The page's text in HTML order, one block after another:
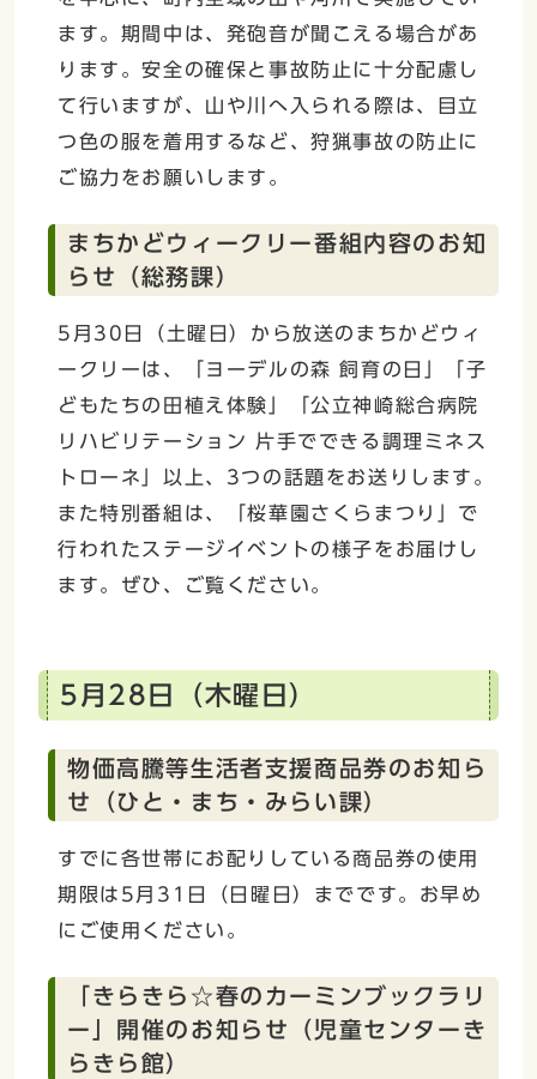
ます。期間中は、発砲音が聞こえる場合があ
ります。安全の確保と事故防止に十分配慮し
て行いますが、山や川へ入られる際は、目立
つ色の服を着用するなど、狩猟事故の防止に
ご協力をお願いします。
まちかどウィークリー番組内容のお知
らせ（総務課）
5月30日（土曜日）から放送のまちかどウィ
ークリーは、「ヨーデルの森 飼育の日」「子
どもたちの田植え体験」「公立神崎総合病院
リハビリテーション 片手でできる調理ミネス
トローネ」以上、3つの話題をお送りします。
また特別番組は、「桜華園さくらまつり」で
行われたステージイベントの様子をお届けし
ます。ぜひ、ご覧ください。
5月28日（木曜日）
物価高騰等生活者支援商品券のお知ら
せ（ひと・まち・みらい課）
すでに各世帯にお配りしている商品券の使用
期限は5月31日（日曜日）までです。お早め
にご使用ください。
「きらきら☆春のカーミンブックラリ
ー」開催のお知らせ（児童センターき
らきら館）